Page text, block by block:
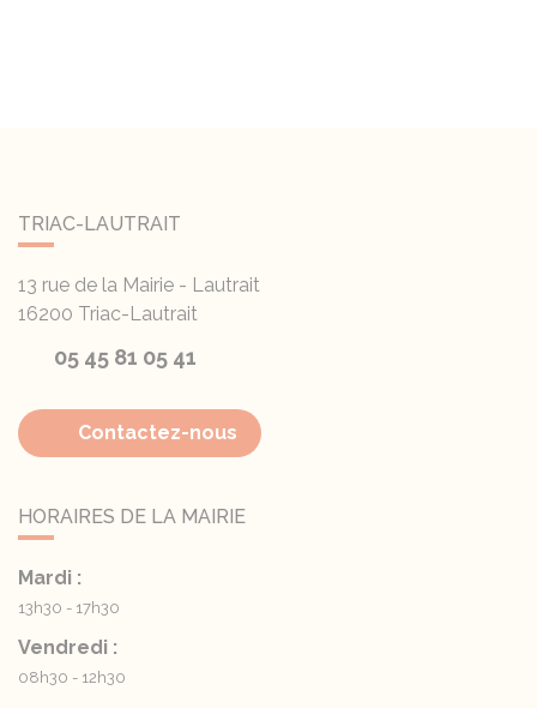
TRIAC-LAUTRAIT
13 rue de la Mairie - Lautrait
16200 Triac-Lautrait
05 45 81 05 41
Contactez-nous
HORAIRES DE LA MAIRIE
Mardi :
13h30 - 17h30
Vendredi :
08h30 - 12h30